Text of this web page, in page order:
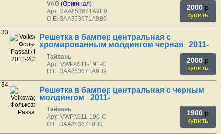
VAG (Оригинал)
Арт: 3AA853671A9B9
O.E: 3AA853671A9B9
2000 p
купить
33
Решетка в бампер центральная с
хромированным молдингом черная 2011-
Тайвань
Арт: VWPAS11-191-C
O.E: 3AA853671A9B9
2000 p
купить
34
Решетка в бампер центральная с черным
молдингом 2011-
Тайвань
Арт: VWPAS11-190-C
O.E: 3AA8536719B9
1900 p
купить